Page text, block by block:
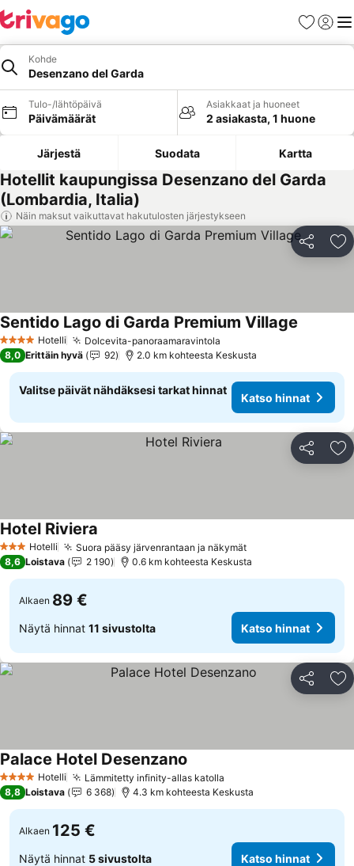
Suosikit
Kohde
Desenzano del Garda
Tulo-/lähtöpäivä
Päivämäärät
Asiakkaat ja huoneet
2 asiakasta, 1 huone
Järjestä Suodata Kartta
Hotellit kaupungissa Desenzano del Garda
(Lombardia, Italia)
Näin maksut vaikuttavat hakutulosten järjestykseen
Jaa
4 Tähtiluokitus
Hotelli Dolcevita-panoraamaravintola
Sentido Lago di Garda Premium Village
8,0 Erittäin hyvä 92 2.0 km kohteesta Keskusta
Valitse päivät nähdäksesi tarkat hinnat
Katso hinnat
Jaa
3 Tähtiluokitus
Hotelli Suora pääsy järvenrantaan ja näkymätKatso hinnat
Hotel Riviera
8,6 Loistava 2 190 0.6 km kohteesta Keskusta
Alkaen 89 €
Näytä hinnat 11 sivustolta Katso hinnat
Jaa
4 Tähtiluokitus
Hotelli Lämmitetty infinity-allas katolla
Palace Hotel Desenzano
8,8 Loistava 6 368 4.3 km kohteesta Keskusta
Alkaen 125 €
Näytä hinnat 5 sivustolta Katso hinnat